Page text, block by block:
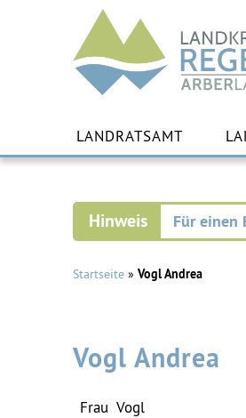
Landkreis
Regen
LANDRATSAMT
Für einen
Startseite » Vogl Andrea
Vogl Andrea
Frau Vogl